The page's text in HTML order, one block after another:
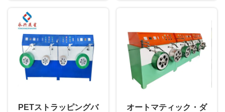
PETストラッピングバ
オートマティック・ダ